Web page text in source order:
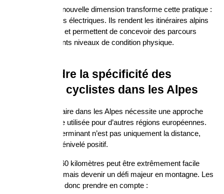
Aujourd’hui, une nouvelle dimension transforme cette pratique :
l’arrivée des vélos électriques. Ils rendent les itinéraires alpins
plus accessibles et permettent de concevoir des parcours
adaptés à différents niveaux de condition physique.
Comprendre la spécificité des
itinéraires cyclistes dans les Alpes
Planifier un itinéraire dans les Alpes nécessite une approche
différente de celle utilisée pour d’autres régions européennes.
Ici, le facteur déterminant n’est pas uniquement la distance,
mais surtout le dénivelé positif.
Un parcours de 60 kilomètres peut être extrêmement facile
dans une plaine, mais devenir un défi majeur en montagne. Les
cyclistes doivent donc prendre en compte :